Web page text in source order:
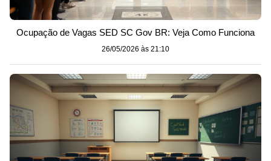
Ocupação de Vagas SED SC Gov BR: Veja Como Funciona
26/05/2026 às 21:10